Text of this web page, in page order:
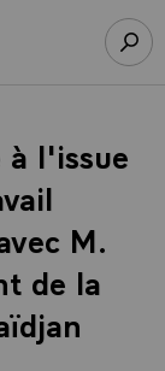
Élysée
à l'issue
M.
de la